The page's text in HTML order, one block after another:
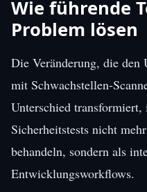
Wie führende
Problem lösen
Die Veränderung, die den
mit Schwachstellen-
Unterschied transformiert,
Sicherheitstests nicht
behandeln, sondern als
Entwicklungsworkflows.